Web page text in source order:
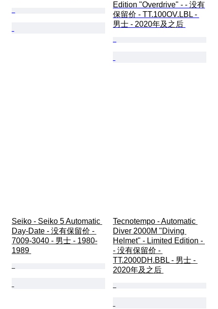
Edition "Overdrive" - - 没有
保留价 - TT.100OV.LBL -
男士 - 2020年及之后
Seiko - Seiko 5 Automatic
Day-Date - 没有保留价 -
7009-3040 - 男士 - 1980-
1989
Tecnotempo - Automatic
Diver 2000M "Diving
Helmet" - Limited Edition -
- 没有保留价 -
TT.2000DH.BBL - 男士 -
2020年及之后